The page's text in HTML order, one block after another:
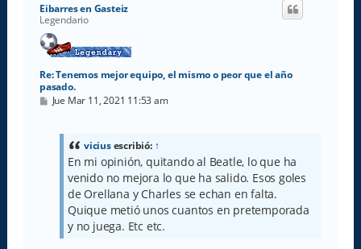
Eibarres en Gasteiz
Legendario
Re: Tenemos mejor equipo, el mismo o peor que el año
pasado.
M
Jue Mar 11, 2021 11:53 am
viciusescribió: ↑
En mi opinión, quitando al Beatle, lo que ha
venido no mejora lo que ha salido. Esos goles
de Orellana y Charles se echan en falta.
Quique metió unos cuantos en pretemporada
y no juega. Etc etc.